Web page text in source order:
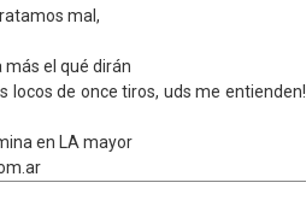
mal,
el qué dirán
locos de once tiros, uds me entienden!
en LA mayor